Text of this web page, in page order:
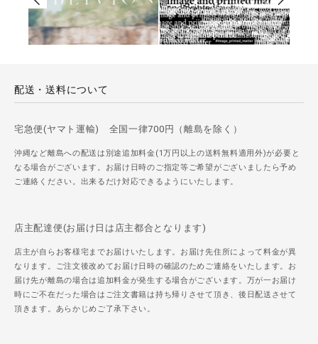
配送・送料について
宅急便(ヤマト運輸) 全国一律700円（離島を除く）
沖縄など離島への配送は別途追加料金(1万円以上の送料無料適用外)が必要と
なる場合がございます。お届け日時のご指定等ご希望がございましたら予め
ご連絡ください。出来るだけ対応できるようにいたします。
店主配達便(お届け日は店主都合となります)
店主が自らお客様宅までお届けいたします。お届け先住所によって料金が異
なります。ご注文後改めてお届け日時の確認のためご連絡をいたします。お
届け先が離島の場合は追加料金が発生する場合がございます。万が一お届け
時にご不在だった場合はご注文書籍は持ち帰りさせて頂き、後日配送させて
頂きます。あらかじめご了承下さい。